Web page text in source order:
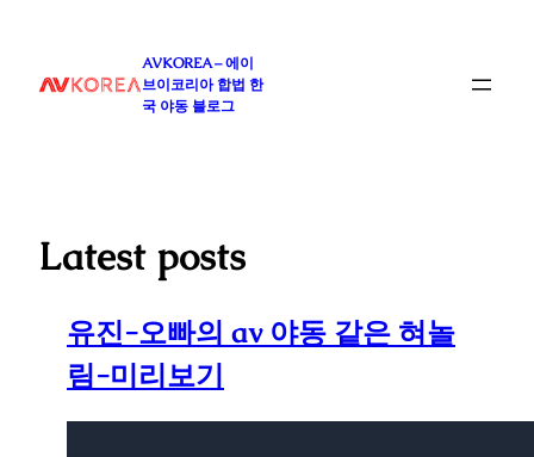
AVKOREA – 에이
브이코리아 합법 한
국 야동 블로그
Latest posts
유진-오빠의 av 야동 같은 혀놀
림-미리보기